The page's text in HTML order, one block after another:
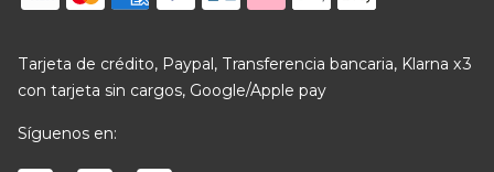
Tarjeta de crédito, Paypal, Transferencia bancaria, Klarna x3
con tarjeta sin cargos, Google/Apple pay
Síguenos en: